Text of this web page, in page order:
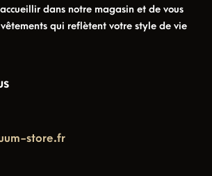
dans notre magasin et de vous
qui reflètent votre style de vie
store.fr